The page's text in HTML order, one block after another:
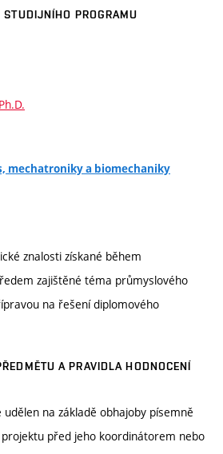
PROGRAMU
mechatroniky a biomechaniky
znalosti získané během
zajištěné téma průmyslového
na řešení diplomového
A PRAVIDLA HODNOCENÍ
udělen na základě obhajoby písemně
před jeho koordinátorem nebo